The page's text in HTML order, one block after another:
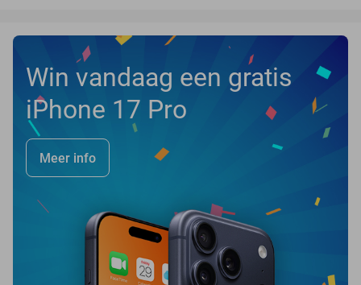
Win vandaag een gratis
iPhone 17 Pro
Meer info